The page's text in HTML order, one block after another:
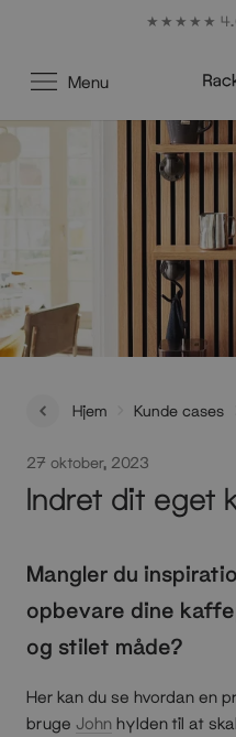
★★★★★ 4.6
Menu
Hjem Kunde cases
27 oktober, 2023
Indret dit eget
Mangler du
opbevare dine
og stilet måde?
Her kan du se hvordan en
bruge John hylden til at